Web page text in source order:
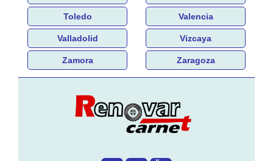
Toledo Valencia
Valladolid Vizcaya
Zamora Zaragoza